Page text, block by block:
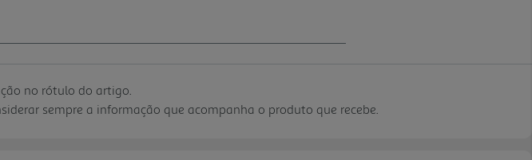
no rótulo do artigo.
sempre a informação que acompanha o produto que recebe.